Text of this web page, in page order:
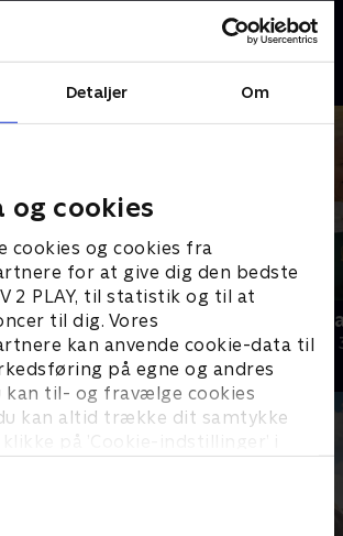
Detaljer Om
og cookies
cookies og cookies fra
for at give dig den bedste
2 PLAY, til statistik og til at
til dig. Vores
kan anvende cookie-data til
på egne og andres
kan til- og fravælge cookies
kan altid trække dit samtykke
på ’Cookie-indstillinger’ i
forsøgsmarken
14. november 2024 • 40 min
min
Nytår hos
2018 • Livsstil •